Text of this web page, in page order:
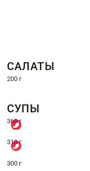
САЛАТЫ
200 г
СУПЫ
360 г
310 г
300 г